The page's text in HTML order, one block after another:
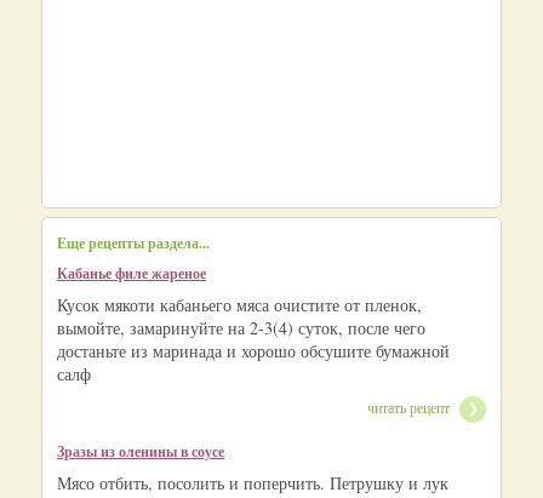
Еще рецепты раздела...
Кабанье филе жареное
Кусок мякоти кабаньего мяса очистите от пленок,
вымойте, замаринуйте на 2-3(4) суток, после чего
достаньте из маринада и хорошо обсушите бумажной
салф
читать рецепт
Зразы из оленины в соусе
Мясо отбить, посолить и поперчить. Петрушку и лук